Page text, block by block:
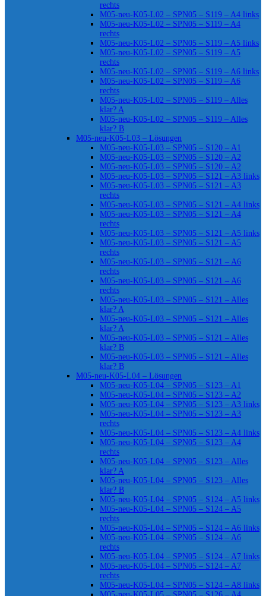
rechts
M05-neu-K05-L02 – SPN05 – S119 – A4 links
M05-neu-K05-L02 – SPN05 – S119 – A4
rechts
M05-neu-K05-L02 – SPN05 – S119 – A5 links
M05-neu-K05-L02 – SPN05 – S119 – A5
rechts
M05-neu-K05-L02 – SPN05 – S119 – A6 links
M05-neu-K05-L02 – SPN05 – S119 – A6
rechts
M05-neu-K05-L02 – SPN05 – S119 – Alles
klar? A
M05-neu-K05-L02 – SPN05 – S119 – Alles
klar? B
M05-neu-K05-L03 – Lösungen
M05-neu-K05-L03 – SPN05 – S120 – A1
M05-neu-K05-L03 – SPN05 – S120 – A2
M05-neu-K05-L03 – SPN05 – S120 – A2
M05-neu-K05-L03 – SPN05 – S121 – A3 links
M05-neu-K05-L03 – SPN05 – S121 – A3
rechts
M05-neu-K05-L03 – SPN05 – S121 – A4 links
M05-neu-K05-L03 – SPN05 – S121 – A4
rechts
M05-neu-K05-L03 – SPN05 – S121 – A5 links
M05-neu-K05-L03 – SPN05 – S121 – A5
rechts
M05-neu-K05-L03 – SPN05 – S121 – A6
rechts
M05-neu-K05-L03 – SPN05 – S121 – A6
rechts
M05-neu-K05-L03 – SPN05 – S121 – Alles
klar? A
M05-neu-K05-L03 – SPN05 – S121 – Alles
klar? A
M05-neu-K05-L03 – SPN05 – S121 – Alles
klar? B
M05-neu-K05-L03 – SPN05 – S121 – Alles
klar? B
M05-neu-K05-L04 – Lösungen
M05-neu-K05-L04 – SPN05 – S123 – A1
M05-neu-K05-L04 – SPN05 – S123 – A2
M05-neu-K05-L04 – SPN05 – S123 – A3 links
M05-neu-K05-L04 – SPN05 – S123 – A3
rechts
M05-neu-K05-L04 – SPN05 – S123 – A4 links
M05-neu-K05-L04 – SPN05 – S123 – A4
rechts
M05-neu-K05-L04 – SPN05 – S123 – Alles
klar? A
M05-neu-K05-L04 – SPN05 – S123 – Alles
klar? B
M05-neu-K05-L04 – SPN05 – S124 – A5 links
M05-neu-K05-L04 – SPN05 – S124 – A5
rechts
M05-neu-K05-L04 – SPN05 – S124 – A6 links
M05-neu-K05-L04 – SPN05 – S124 – A6
rechts
M05-neu-K05-L04 – SPN05 – S124 – A7 links
M05-neu-K05-L04 – SPN05 – S124 – A7
rechts
M05-neu-K05-L04 – SPN05 – S124 – A8 links